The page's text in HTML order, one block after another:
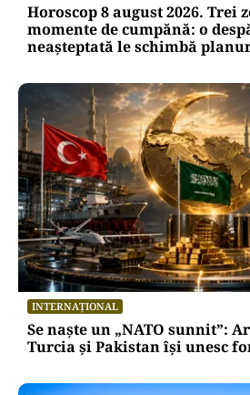
Horoscop 8 august 2026. Trei
momente de cumpănă: o
neașteptată le schimbă
INTERNAȚIONAL
Se naște un „NATO sunnit”:
Turcia și Pakistan își unesc